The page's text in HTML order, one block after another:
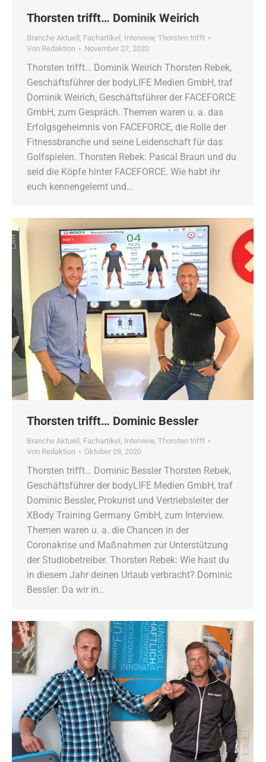
Thorsten trifft… Dominik Weirich
Branche Aktuell , Fachartikel , Interview, Thorsten trifft
Von Redaktion November 27, 2020
Thorsten trifft… Dominik Weirich Thorsten Rebek,
Geschäftsführer der bodyLIFE Medien GmbH, traf
Dominik Weirich, Geschäftsführer der FACEFORCE
GmbH, zum Gespräch. Themen waren u. a. das
Erfolgsgeheimnis von FACEFORCE, die Rolle der
Fitnessbranche und seine Leidenschaft für das
Golfspielen. Thorsten Rebek: Pascal Braun und du
seid die Köpfe hinter FACEFORCE. Wie habt ihr
euch kennengelernt und…
Thorsten trifft… Dominic Bessler
Branche Aktuell Fachartikel Interview Thorsten trifft
Von Redaktion Oktober 28, 2020
Thorsten trifft… Dominic Bessler Thorsten Rebek,
Geschäftsführer der bodyLIFE Medien GmbH, traf
Dominic Bessler, Prokurist und Vertriebsleiter der
XBody Training Germany GmbH, zum Interview.
Themen waren u. a. die Chancen in der
Coronakrise und Maßnahmen zur Unterstützung
der Studiobetreiber. Thorsten Rebek: Wie hast du
in diesem Jahr deinen Urlaub verbracht? Dominic
Bessler: Da wir in…